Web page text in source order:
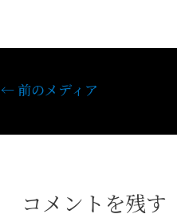
←前のメディア
コメントを残す